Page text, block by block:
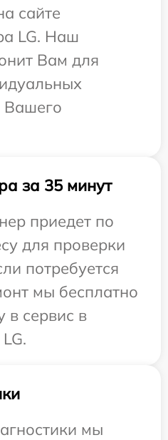
сайте
LG. Наш
Вам для
Вашего
за 35 минут
приедет по
для проверки
потребуется
мы бесплатно
в сервис в
мы